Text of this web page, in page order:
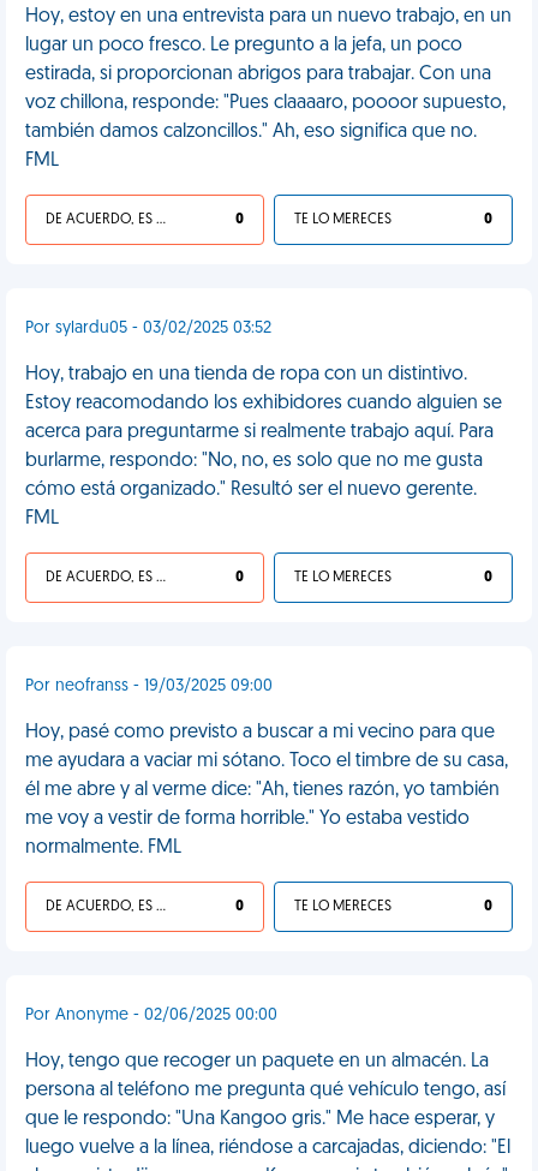
Hoy, estoy en una entrevista para un nuevo trabajo, en un
lugar un poco fresco. Le pregunto a la jefa, un poco
estirada, si proporcionan abrigos para trabajar. Con una
voz chillona, responde: "Pues claaaaro, poooor supuesto,
también damos calzoncillos." Ah, eso significa que no.
FML
DE ACUERDO, ES UNA VIDA HP 0 TE LO MERECES 0
Por sylardu05 - 03/02/2025 03:52
Hoy, trabajo en una tienda de ropa con un distintivo.
Estoy reacomodando los exhibidores cuando alguien se
acerca para preguntarme si realmente trabajo aquí. Para
burlarme, respondo: "No, no, es solo que no me gusta
cómo está organizado." Resultó ser el nuevo gerente.
FML
DE ACUERDO, ES UNA VIDA HP 0 TE LO MERECES 0
Por neofranss - 19/03/2025 09:00
Hoy, pasé como previsto a buscar a mi vecino para que
me ayudara a vaciar mi sótano. Toco el timbre de su casa,
él me abre y al verme dice: "Ah, tienes razón, yo también
me voy a vestir de forma horrible." Yo estaba vestido
normalmente. FML
DE ACUERDO, ES UNA VIDA HP 0 TE LO MERECES 0
Por Anonyme - 02/06/2025 00:00
Hoy, tengo que recoger un paquete en un almacén. La
persona al teléfono me pregunta qué vehículo tengo, así
que le respondo: "Una Kangoo gris." Me hace esperar, y
luego vuelve a la línea, riéndose a carcajadas, diciendo: "El